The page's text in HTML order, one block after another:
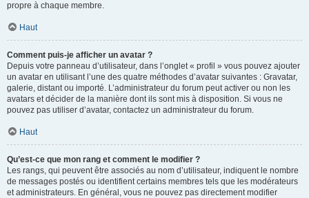
propre à chaque membre.
Haut
Comment puis-je afficher un avatar ?
Depuis votre panneau d’utilisateur, dans l’onglet « profil » vous pouvez ajouter
un avatar en utilisant l’une des quatre méthodes d’avatar suivantes : Gravatar,
galerie, distant ou importé. L’administrateur du forum peut activer ou non les
avatars et décider de la manière dont ils sont mis à disposition. Si vous ne
pouvez pas utiliser d’avatar, contactez un administrateur du forum.
Haut
Qu’est-ce que mon rang et comment le modifier ?
Les rangs, qui peuvent être associés au nom d’utilisateur, indiquent le nombre
de messages postés ou identifient certains membres tels que les modérateurs
et administrateurs. En général, vous ne pouvez pas directement modifier